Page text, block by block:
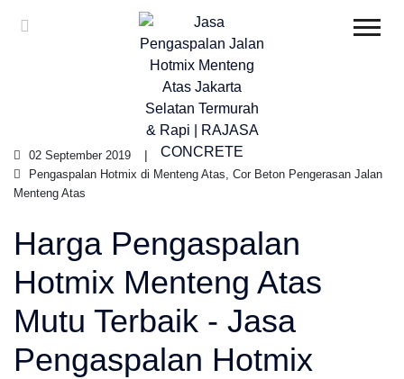
02 September 2019
Pengaspalan Hotmix di Menteng Atas, Cor Beton Pengerasan Jalan
Menteng Atas
Harga Pengaspalan
Hotmix Menteng Atas
Mutu Terbaik - Jasa
Pengaspalan Hotmix